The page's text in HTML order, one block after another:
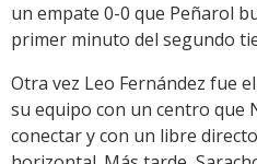
un empate 0-0 que Peñarol
primer minuto del segundo
Otra vez Leo Fernández fue
su equipo con un centro que
conectar y con un libre